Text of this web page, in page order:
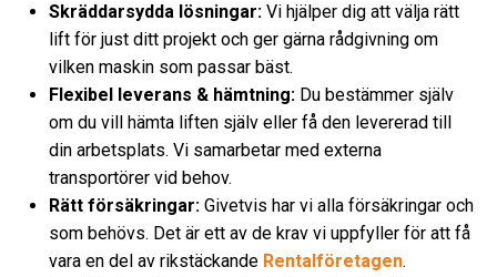
Skräddarsydda lösningar: Vi hjälper dig att välja rätt
lift för just ditt projekt och ger gärna rådgivning om
vilken maskin som passar bäst.
Flexibel leverans & hämtning: Du bestämmer själv
om du vill hämta liften själv eller få den levererad till
din arbetsplats. Vi samarbetar med externa
transportörer vid behov.
Rätt försäkringar: Givetvis har vi alla försäkringar och
som behövs. Det är ett av de krav vi uppfyller för att få
vara en del av rikstäckande Rentalföretagen.